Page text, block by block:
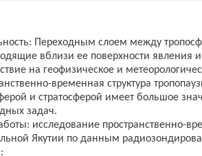
Переходным слоем между
вблизи ее поверхности явления
на геофизическое и
временная структура
и стратосферой имеет большое
задач.
исследование пространственно-
Якутии по данным